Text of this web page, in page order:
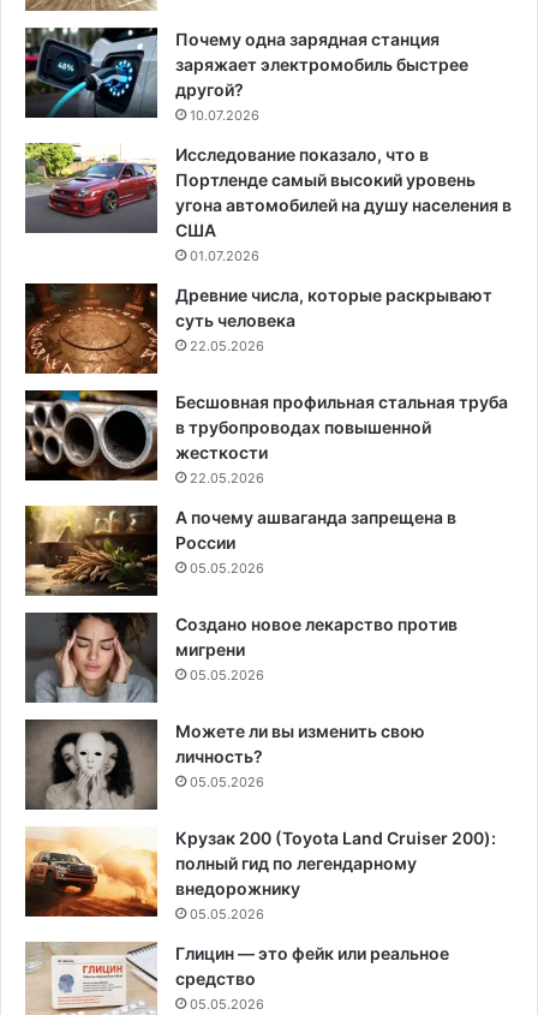
Почему одна зарядная станция
заряжает электромобиль быстрее
другой?
10.07.2026
Исследование показало, что в
Портленде самый высокий уровень
угона автомобилей на душу населения в
США
01.07.2026
Древние числа, которые раскрывают
суть человека
22.05.2026
Бесшовная профильная стальная труба
в трубопроводах повышенной
жесткости
22.05.2026
А почему ашваганда запрещена в
России
05.05.2026
Создано новое лекарство против
мигрени
05.05.2026
Можете ли вы изменить свою
личность?
05.05.2026
Крузак 200 (Toyota Land Cruiser 200):
полный гид по легендарному
внедорожнику
05.05.2026
Глицин — это фейк или реальное
средство
05.05.2026